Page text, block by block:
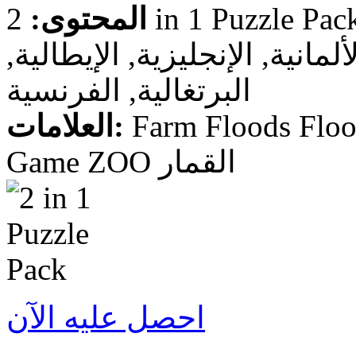
المحتوى:
الإنجليزية, الإيطالية,
البرتغالية, الفرنسية
العلامات: Farm Floods
Game ZOO القمار
احصل عليه الآن